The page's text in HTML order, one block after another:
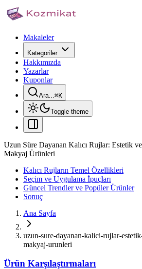
Makaleler
Kategoriler
Hakkımızda
Yazarlar
Kuponlar
Ara...⌘K
Toggle theme
Uzun Süre Dayanan Kalıcı Rujlar: Estetik
Makyaj Ürünleri
Kalıcı Rujların Temel Özellikleri
Seçim ve Uygulama İpuçları
Güncel Trendler ve Popüler Ürünler
Sonuç
Ana Sayfa
uzun-sure-dayanan-kalici-rujlar-
makyaj-urunleri
Ürün Karşılaştırmaları